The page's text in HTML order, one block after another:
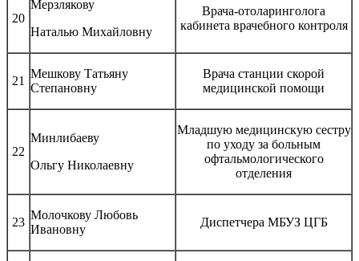
20
Мерзлякову
Наталью Михайловну
Врача-отоларинголога
кабинета врачебного контроля
21
Мешкову Татьяну
Степановну
Врача станции скорой
медицинской помощи
22
Минлибаеву
Ольгу Николаевну
Младшую медицинскую сестру
по уходу за больным
офтальмологического
отделения
23
Молочкову Любовь
Ивановну
Диспетчера МБУЗ ЦГБ